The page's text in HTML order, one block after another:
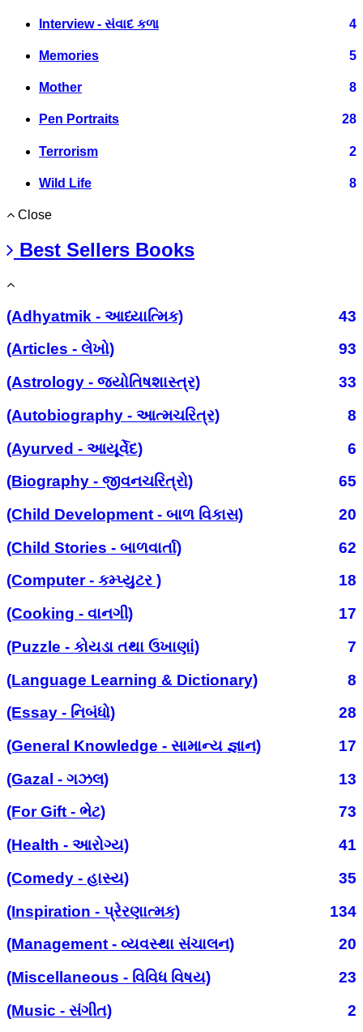
Interview - સંવાદ કળા 4
Memories 5
Mother 8
Pen Portraits 28
Terrorism 2
Wild Life 8
Close
Best Sellers Books
(Adhyatmik - આધ્યાત્મિક)
43
(Articles - લેખો)
93
(Astrology - જ્યોતિષશાસ્ત્ર)
33
(Autobiography - આત્મચરિત્ર)
8
(Ayurved - આયૂર્વેદ)
6
(Biography - જીવનચરિત્રો)
65
(Child Development - બાળ વિકાસ)
20
(Child Stories - બાળવાર્તા)
62
(Computer - કમ્પ્યુટર )
18
(Cooking - વાનગી)
17
(Puzzle - કોયડા તથા ઉખાણાં)
7
(Language Learning & Dictionary)
8
(Essay - નિબંધો)
28
(General Knowledge - સામાન્ય જ્ઞાન)
17
(Gazal - ગઝલ)
13
(For Gift - ભેટ)
73
(Health - આરોગ્ય)
41
(Comedy - હાસ્ય)
35
(Inspiration - પ્રેરણાત્મક)
134
(Management - વ્યવસ્થા સંચાલન)
20
(Miscellaneous - વિવિધ વિષય)
23
(Music - સંગીત)
2